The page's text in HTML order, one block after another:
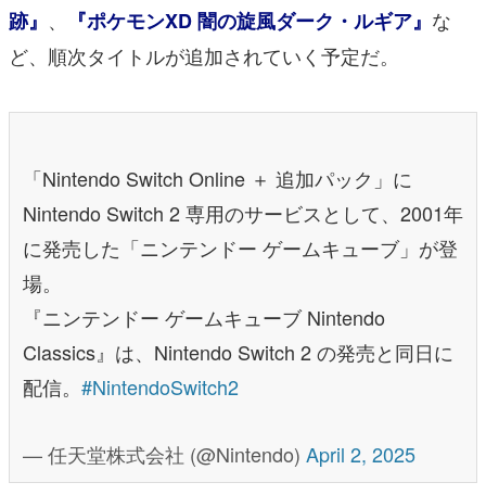
跡』 、 『ポケモンXD 闇の旋風ダーク・ルギア』 な
ど、順次タイトルが追加されていく予定だ。
「Nintendo Switch Online ＋ 追加パック」に
Nintendo Switch 2 専用のサービスとして、2001年
に発売した「ニンテンドー ゲームキューブ」が登
場。
『ニンテンドー ゲームキューブ Nintendo
Classics』は、Nintendo Switch 2 の発売と同日に
配信。 #NintendoSwitch2
— 任天堂株式会社 (@Nintendo) April 2, 2025